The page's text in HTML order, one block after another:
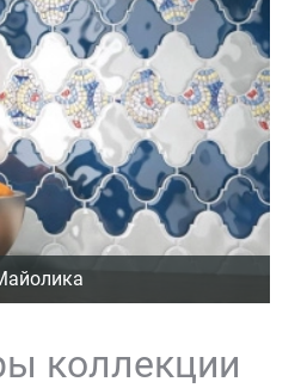
коллекции